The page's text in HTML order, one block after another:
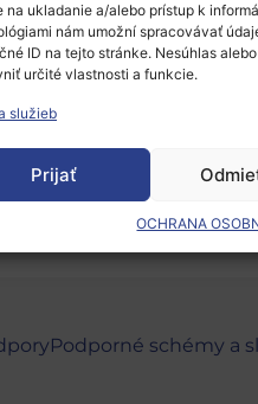
na ukladanie a/alebo prístup k
nám umožní spracovávať
ID na tejto stránke. Nesúhlas
určité vlastnosti a funkcie.
služieb
Prijať
OCHRANA
prihlásiť
Podporné schémy a